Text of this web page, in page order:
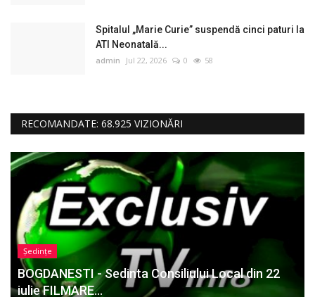
Spitalul „Marie Curie” suspendă cinci paturi la
ATI Neonatală...
admin Jul 22, 2026 0 58
RECOMANDATE: 68.925 VIZIONĂRI
Ședințe
BOGDANESTI - Sedinta Consiliului Local din 22
iulie FILMARE...